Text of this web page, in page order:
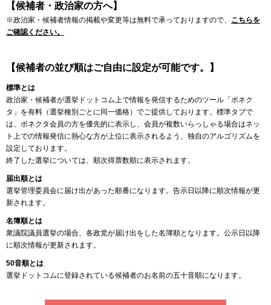
【候補者・政治家の方へ】
※政治家・候補者情報の掲載や変更等は無料で承っておりますので、 こちらを
ご確認ください。
【候補者の並び順はご自由に設定が可能です。】
標準とは
政治家・候補者が選挙ドットコム上で情報を発信するためのツール「ボネク
タ」を有料（選挙種別ごとに同一価格）でご提供しております。標準タブで
は、ボネクタ会員の方を優先的に表示し、会員が複数いらっしゃる場合はネッ
ト上での情報発信に熱心な方が上位に表示されるよう、独自のアルゴリズムを
設定しております。
終了した選挙については、順次得票数順に表示されます。
届出順とは
選挙管理委員会に届け出があった順番になります。告示日以降に順次情報が更
新されます。
名簿順とは
衆議院議員選挙の場合、各政党が届け出をした名簿順となります。公示日以降
に順次情報が更新されます。
50音順とは
選挙ドットコムに登録されている候補者のお名前の五十音順になります。